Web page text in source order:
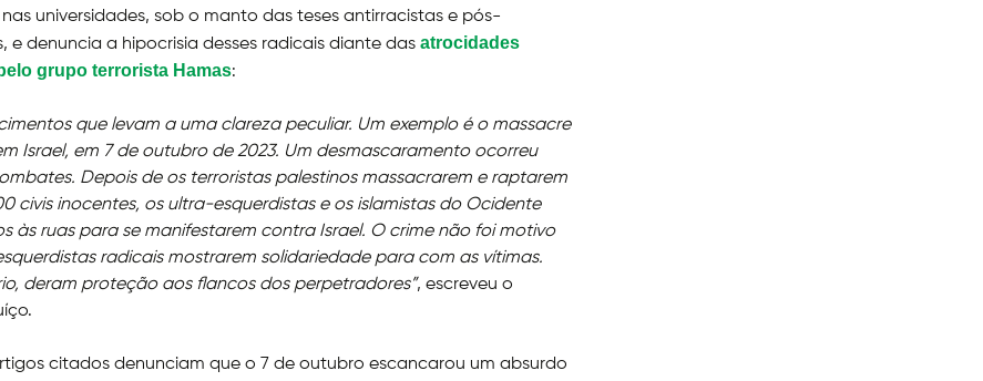
universidades, sob o manto das teses antirracistas e pós-
e denuncia a hipocrisia desses radicais diante das atrocidades
grupo terrorista Hamas:
que levam a uma clareza peculiar. Um exemplo é o massacre
Israel, em 7 de outubro de 2023. Um desmascaramento ocorreu
Depois de os terroristas palestinos massacrarem e raptarem
civis inocentes, os ultra-esquerdistas e os islamistas do Ocidente
às ruas para se manifestarem contra Israel. O crime não foi motivo
radicais mostrarem solidariedade para com as vítimas.
deram proteção aos flancos dos perpetradores”, escreveu o
citados denunciam que o 7 de outubro escancarou um absurdo